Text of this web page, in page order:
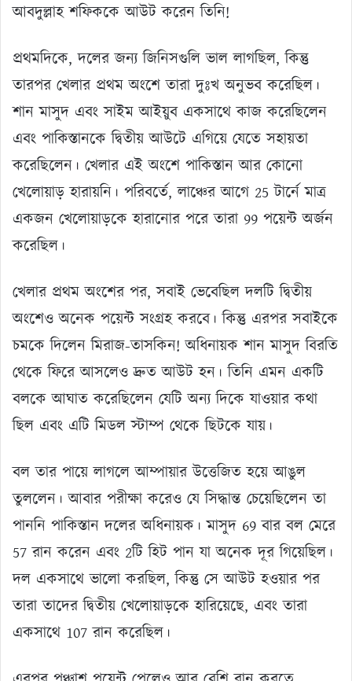
আবদুল্লাহ শফিককে আউট করেন তিনি!
প্রথমদিকে, দলের জন্য জিনিসগুলি ভাল লাগছিল, কিন্তু
তারপর খেলার প্রথম অংশে তারা দুঃখ অনুভব করেছিল।
শান মাসুদ এবং সাইম আইয়ুব একসাথে কাজ করেছিলেন
এবং পাকিস্তানকে দ্বিতীয় আউটে এগিয়ে যেতে সহায়তা
করেছিলেন। খেলার এই অংশে পাকিস্তান আর কোনো
খেলোয়াড় হারায়নি। পরিবর্তে, লাঞ্চের আগে 25 টার্নে মাত্র
একজন খেলোয়াড়কে হারানোর পরে তারা 99 পয়েন্ট অর্জন
করেছিল।
খেলার প্রথম অংশের পর, সবাই ভেবেছিল দলটি দ্বিতীয়
অংশেও অনেক পয়েন্ট সংগ্রহ করবে। কিন্তু এরপর সবাইকে
চমকে দিলেন মিরাজ-তাসকিন! অধিনায়ক শান মাসুদ বিরতি
থেকে ফিরে আসলেও দ্রুত আউট হন। তিনি এমন একটি
বলকে আঘাত করেছিলেন যেটি অন্য দিকে যাওয়ার কথা
ছিল এবং এটি মিডল স্টাম্প থেকে ছিটকে যায়।
বল তার পায়ে লাগলে আম্পায়ার উত্তেজিত হয়ে আঙুল
তুললেন। আবার পরীক্ষা করেও যে সিদ্ধান্ত চেয়েছিলেন তা
পাননি পাকিস্তান দলের অধিনায়ক। মাসুদ 69 বার বল মেরে
57 রান করেন এবং 2টি হিট পান যা অনেক দূর গিয়েছিল।
দল একসাথে ভালো করছিল, কিন্তু সে আউট হওয়ার পর
তারা তাদের দ্বিতীয় খেলোয়াড়কে হারিয়েছে, এবং তারা
একসাথে 107 রান করেছিল।